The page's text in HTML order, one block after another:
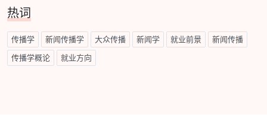
热词
传播学 新闻传播学 大众传播 新闻学 就业前景 新闻传播
传播学概论 就业方向